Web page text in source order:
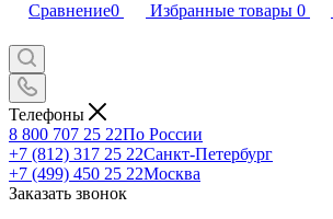
Сравнение0 Избранные товары 0
Телефоны
8 800 707 25 22По России
+7 (812) 317 25 22Санкт-Петербург
+7 (499) 450 25 22Москва
Заказать звонок